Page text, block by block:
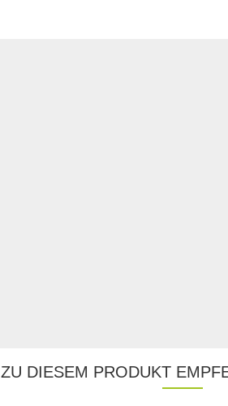
ZU DIESEM PRODUKT